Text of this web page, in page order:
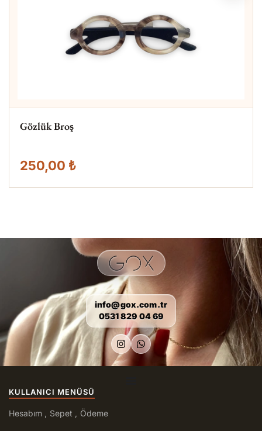
Gözlük Broş
250,00 ₺
info@gox.com.tr
0531 829 04 69
KULLANICI MENÜSÜ
Hesabım Sepet Ödeme